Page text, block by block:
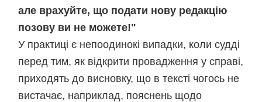
але врахуйте, що подати нову редакцію
позову ви не можете!"
У практиці є непоодинокі випадки, коли судді
перед тим, як відкрити провадження у справі,
приходять до висновку, що в тексті чогось не
вистачає, наприклад, пояснень щодо